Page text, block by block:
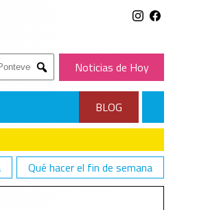
Submit
Noticias de Hoy
BLOG
Qué hacer el fin de semana